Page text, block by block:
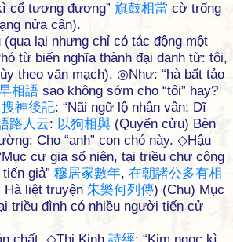
cổ tương đương” 旗鼓相當 cờ trống
nửa cân).
(qua lại nhưng chỉ có tác động một
từ biến nghĩa thành đại danh từ: tôi,
theo văn mạch). ◎Như: “hà bất tảo
相語 sao không sớm cho “tôi” hay?
搜神後記: “Nãi ngữ lộ nhân vân: Dĩ
路人 云: 以狗相與 (Quyển cửu) Bèn
Cho “anh” con chó này. ◇Hậu
cư gia sổ niên, tại triều chư công
giả” 穆居家數年, 在朝諸公多有相
Hà liệt truyện 朱樂何列 傳) (Chu) Mục
triều đình có nhiều người tiến cử